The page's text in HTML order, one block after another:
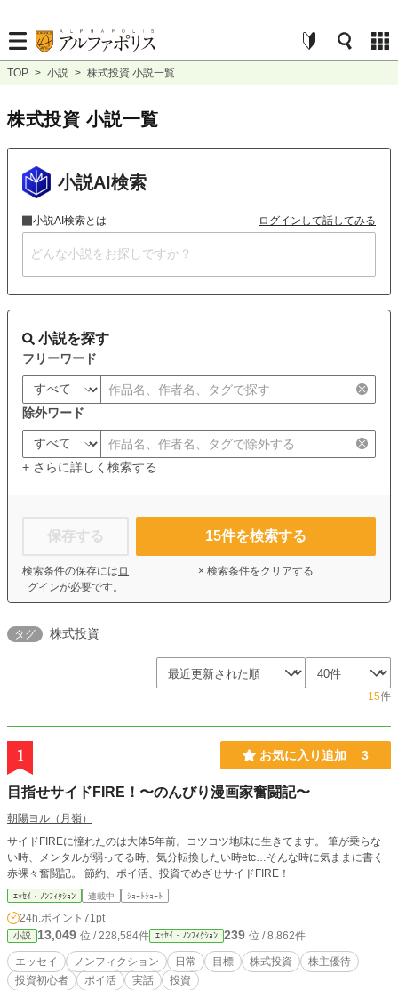
TOP > 小説 > 株式投資 小説一覧
株式投資 小説一覧
小説AI検索
小説AI検索とは ログインして話してみる
小説を探す
フリーワード
除外ワード
+ さらに詳しく検索する
保存する
検索条件の保存には ロ
グインが必要です。
15件を検索する
× 検索条件をクリアする
タグ 株式投資
15件
1 お気に入り追加 3
目指せサイドFIRE！〜のんびり漫画家奮闘記〜
朝陽ヨル（月嶺）
サイドFIREに憧れたのは大体5年前。コツコツ地味に生きてます。 筆が乗らな
い時、メンタルが弱ってる時、気分転換したい時etc…そんな時に気ままに書く
赤裸々奮闘記。 節約、ポイ活、投資でめざせサイドFIRE！
ｴｯｾｲ・ﾉﾝﾌｨｸｼｮﾝ 連載中 ｼｮｰﾄｼｮｰﾄ
24h.ポイント 71pt
小説 13,049 位 / 228,584件 ｴｯｾｲ・ﾉﾝﾌｨｸｼｮﾝ 239 位 / 8,862件
エッセイ ノンフィクション 日常 目標 株式投資
株主優待
投資初心者
ポイ活 実話 投資